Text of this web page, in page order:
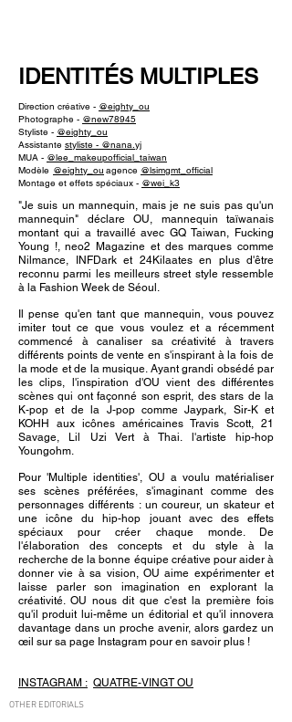
IDENTITÉS MULTIPLES
Direction créative - @eighty_ou
Photographe - @new78945
Styliste - @eighty_ou
Assistante styliste - @nana.yj
MUA - @lee_makeupofficial_taiwan
Modèle @eighty_ou agence @lsimgmt_official
Montage et effets spéciaux - @wei_k3
"Je suis un mannequin, mais je ne suis pas qu'un
mannequin" déclare OU, mannequin taïwanais
montant qui a travaillé avec GQ Taiwan, Fucking
Young !, neo2 Magazine et des marques comme
Nilmance, INFDark et 24Kilaates en plus d'être
reconnu parmi les meilleurs street style ressemble
à la Fashion Week de Séoul.
Il pense qu'en tant que mannequin, vous pouvez
imiter tout ce que vous voulez et a récemment
commencé à canaliser sa créativité à travers
différents points de vente en s'inspirant à la fois de
la mode et de la musique. Ayant grandi obsédé par
les clips, l'inspiration d'OU vient des différentes
scènes qui ont façonné son esprit, des stars de la
K-pop et de la J-pop comme Jaypark, Sir-K et
KOHH aux icônes américaines Travis Scott, 21
Savage, Lil Uzi Vert à Thai. l'artiste hip-hop
Youngohm.
Pour 'Multiple identities', OU a voulu matérialiser
ses scènes préférées, s'imaginant comme des
personnages différents : un coureur, un skateur et
une icône du hip-hop jouant avec des effets
spéciaux pour créer chaque monde. De
l'élaboration des concepts et du style à la
recherche de la bonne équipe créative pour aider à
donner vie à sa vision, OU aime expérimenter et
laisse parler son imagination en explorant la
créativité. OU nous dit que c'est la première fois
qu'il produit lui-même un éditorial et qu'il innovera
davantage dans un proche avenir, alors gardez un
œil sur sa page Instagram pour en savoir plus !
INSTAGRAM : QUATRE-VINGT OU
OTHER EDITORIALS